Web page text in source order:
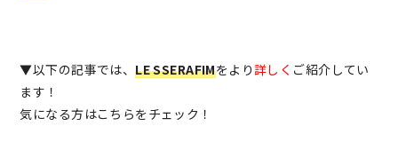
▼以下の記事では、LE SSERAFIMをより詳しく ご紹介してい
ます！
気になる方はこちらをチェック！